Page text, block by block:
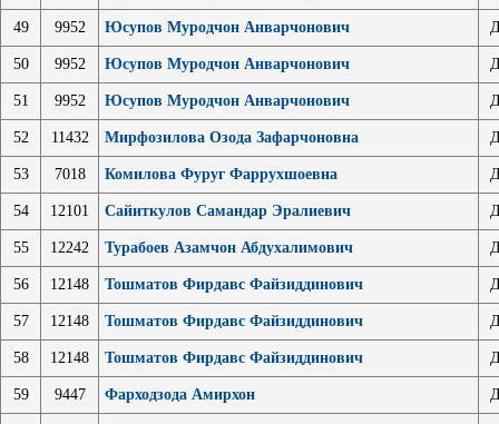
49 9952 Юсупов Муродчон Анварчонович
50 9952 Юсупов Муродчон Анварчонович
51 9952 Юсупов Муродчон Анварчонович
52 11432 Мирфозилова Озода Зафарчоновна
53 7018 Комилова Фуруг Фаррухшоевна
54 12101 Сайиткулов Самандар Эралиевич
55 12242 Турабоев Азамчон Абдухалимович
56 12148 Тошматов Фирдавс Файзиддинович
57 12148 Тошматов Фирдавс Файзиддинович
58 12148 Тошматов Фирдавс Файзиддинович
59 9447 Фарходзода Амирхон